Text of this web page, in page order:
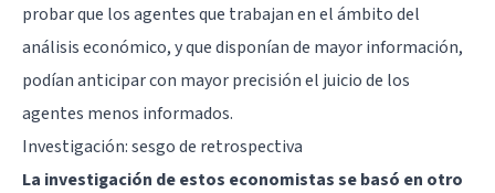
probar que los agentes que trabajan en el ámbito del
análisis económico, y que disponían de mayor información,
podían anticipar con mayor precisión el juicio de los
agentes menos informados.
Investigación: sesgo de retrospectiva
La investigación de estos economistas se basó en otro